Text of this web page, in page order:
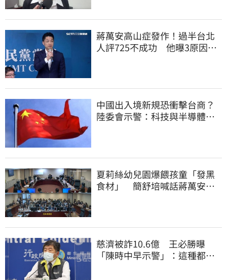
蔣萬安高山症發作！過半台北
人評725不成功 他曝3原因：
中國出入境新規恐衝擊台商？
陸委會示警：科技與半導體從
夏莉絲幼兒園爆餵孩童「發黑
食材」 簡舒培喊話蔣萬安：
慈濟被詐10.6億 王必勝曝
「陳時中早示警」：這種都是